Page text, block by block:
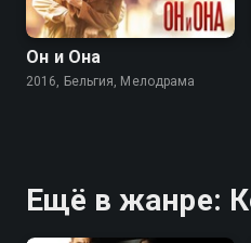
Он и Она
2016, Бельгия, Мелодрама
Ещё в жанре: